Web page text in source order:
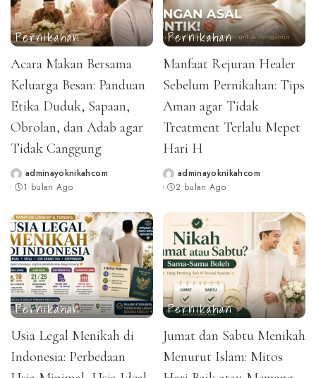
Pernikahan
Acara Makan Bersama
Keluarga Besan: Panduan
Etika Duduk, Sapaan,
Obrolan, dan Adab agar
Tidak Canggung
Posted
by
adminayoknikahcom
1 bulan Ago
Pernikahan
Manfaat Rejuran Healer
Sebelum Pernikahan: Tips
Aman agar Tidak
Treatment Terlalu Mepet
Hari H
Posted
by
adminayoknikahcom
2 bulan Ago
Pernikahan
Usia Legal Menikah di
Indonesia: Perbedaan
Pernikahan
Jumat dan Sabtu Menikah
Menurut Islam: Mitos